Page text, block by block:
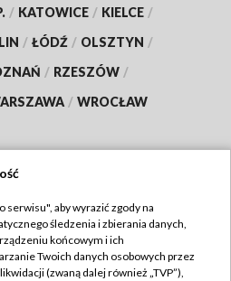
/ KATOWICE / KIELCE /
/ ŁÓDŹ / OLSZTYN /
/ RZESZÓW /
/ WROCŁAW
TVP
TVP
serwisu", aby wyrazić zgody na
śledzenia i zbierania danych,
końcowym i ich
Twoich danych osobowych przez
(zwaną dalej również „TVP”),